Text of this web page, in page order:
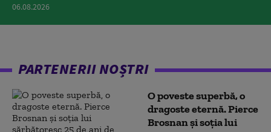
06.08.2026
PARTENERII NOȘTRI
O poveste superbă, o
dragoste eternă. Pierce
Brosnan și soția lui